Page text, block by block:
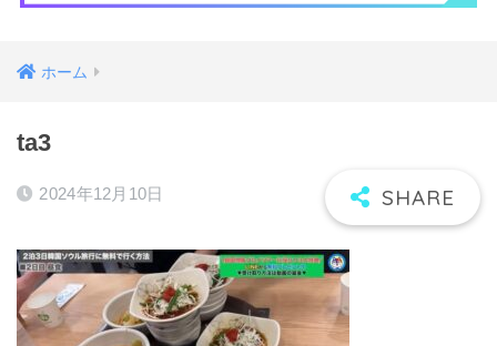
ホーム
ta3
2024年12月10日